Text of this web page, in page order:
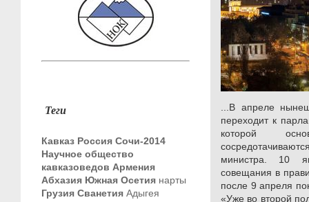
Теги
Кавказ Россия Сочи-2014
Научное общество
кавказоведов Армения
Абхазия Южная Осетия нарты
Грузия Сванетия Адыгея
...В апреле
переходит к
которой
министра. 10
совещания в
после 9 апреля
«Уже во второй